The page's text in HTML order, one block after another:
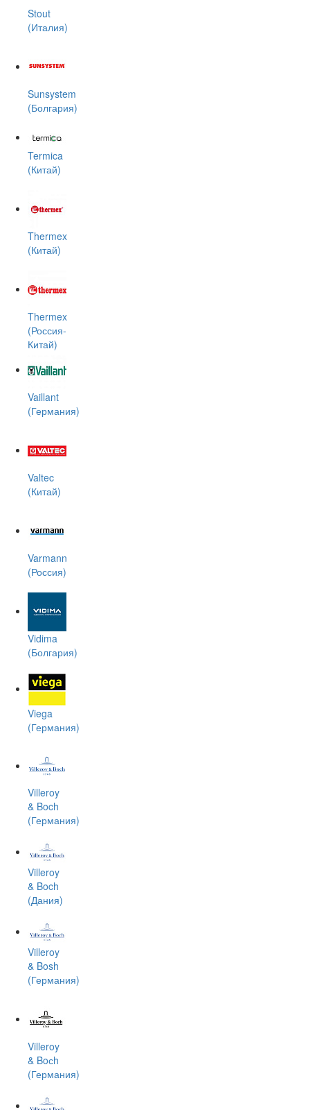
Stout
(Италия)
Sunsystem
(Болгария)
Termica
(Китай)
Thermex
(Китай)
Thermex
(Россия-
Китай)
Vaillant
(Германия)
Valtec
(Китай)
Varmann
(Россия)
Vidima
(Болгария)
Viega
(Германия)
Villeroy
& Boch
(Германия)
Villeroy
& Boch
(Дания)
Villeroy
& Bosh
(Германия)
Villeroy
& Boсh
(Германия)